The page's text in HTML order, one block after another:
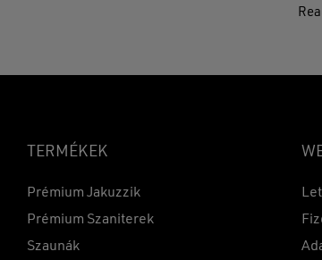
TERMÉKEK
Prémium Jakuzzik
Prémium Szaniterek
Szaunák